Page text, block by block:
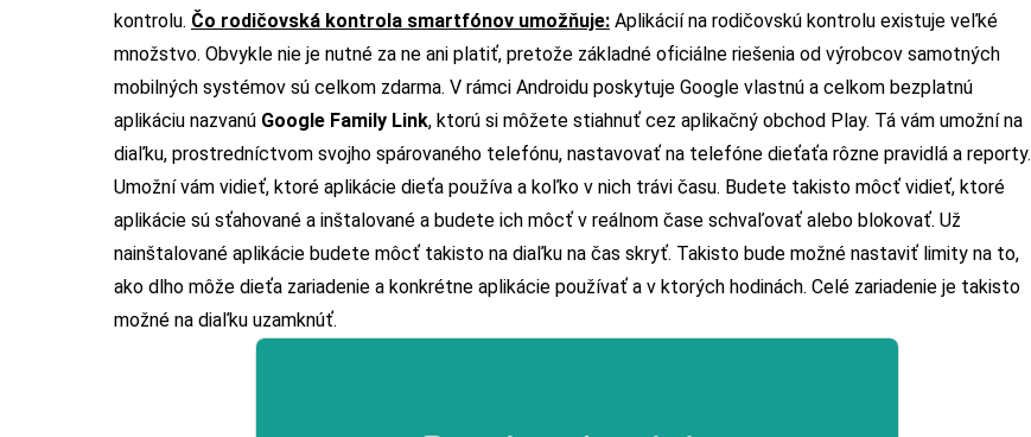
kontrolu. Čo rodičovská kontrola smartfónov umožňuje: Aplikácií na rodičovskú kontrolu existuje veľké
množstvo. Obvykle nie je nutné za ne ani platiť, pretože základné oficiálne riešenia od výrobcov samotných
mobilných systémov sú celkom zdarma. V rámci Androidu poskytuje Google vlastnú a celkom bezplatnú
aplikáciu nazvanú Google Family Link, ktorú si môžete stiahnuť cez aplikačný obchod Play. Tá vám umožní na
diaľku, prostredníctvom svojho spárovaného telefónu, nastavovať na telefóne dieťaťa rôzne pravidlá a reporty.
Umožní vám vidieť, ktoré aplikácie dieťa používa a koľko v nich trávi času. Budete takisto môcť vidieť, ktoré
aplikácie sú sťahované a inštalované a budete ich môcť v reálnom čase schvaľovať alebo blokovať. Už
nainštalované aplikácie budete môcť takisto na diaľku na čas skryť. Takisto bude možné nastaviť limity na to,
ako dlho môže dieťa zariadenie a konkrétne aplikácie používať a v ktorých hodinách. Celé zariadenie je takisto
možné na diaľku uzamknúť.